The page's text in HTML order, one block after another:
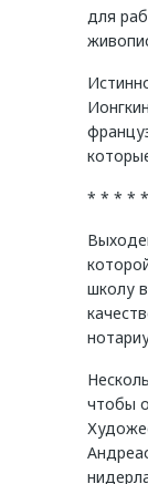
для
* * * * *
школу
чтобы